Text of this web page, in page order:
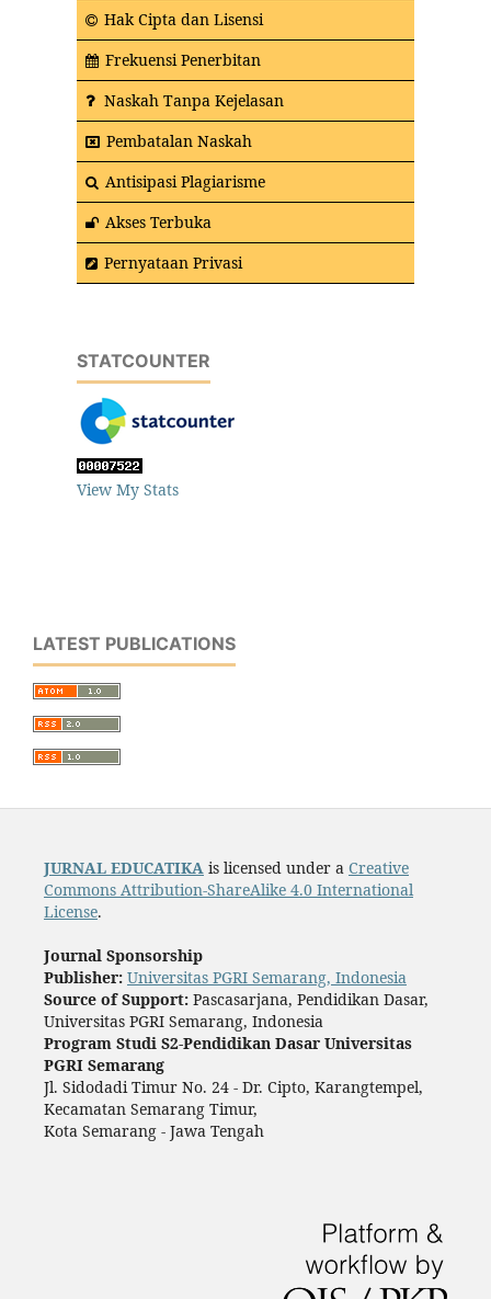
Hak Cipta dan Lisensi
Frekuensi Penerbitan
Naskah Tanpa Kejelasan
Pembatalan Naskah
Antisipasi Plagiarisme
Akses Terbuka
Pernyataan Privasi
STATCOUNTER
View My Stats
LATEST PUBLICATIONS
JURNAL EDUCATIKAis licensed under a Creative
Commons Attribution-ShareAlike 4.0 International
License.
Journal Sponsorship
Publisher: Universitas PGRI Semarang, Indonesia
Source of Support:Pascasarjana, Pendidikan Dasar,
Universitas PGRI Semarang, Indonesia
Program Studi S2-Pendidikan Dasar Universitas
PGRI Semarang
Jl. Sidodadi Timur No. 24 - Dr. Cipto, Karangtempel,
Kecamatan Semarang Timur,
Kota Semarang - Jawa Tengah